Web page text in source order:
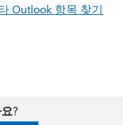
Outlook 항목 찾기
?